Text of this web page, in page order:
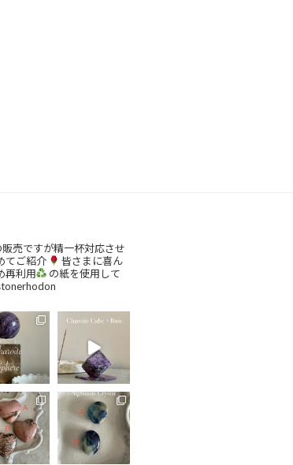
売ですが精一杯対応させ
てご紹介
皆さまに喜ん
再利用
の紙を使用して